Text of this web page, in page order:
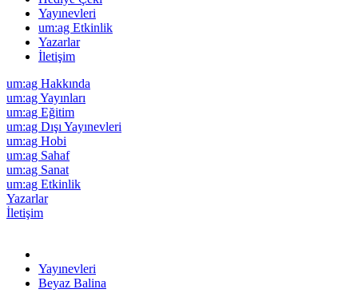
Yayınevleri
um:ag Etkinlik
Yazarlar
İletişim
um:ag Hakkında
um:ag Yayınları
um:ag Eğitim
um:ag Dışı Yayınevleri
um:ag Hobi
um:ag Sahaf
um:ag Sanat
um:ag Etkinlik
Yazarlar
İletişim
Yayınevleri
Beyaz Balina